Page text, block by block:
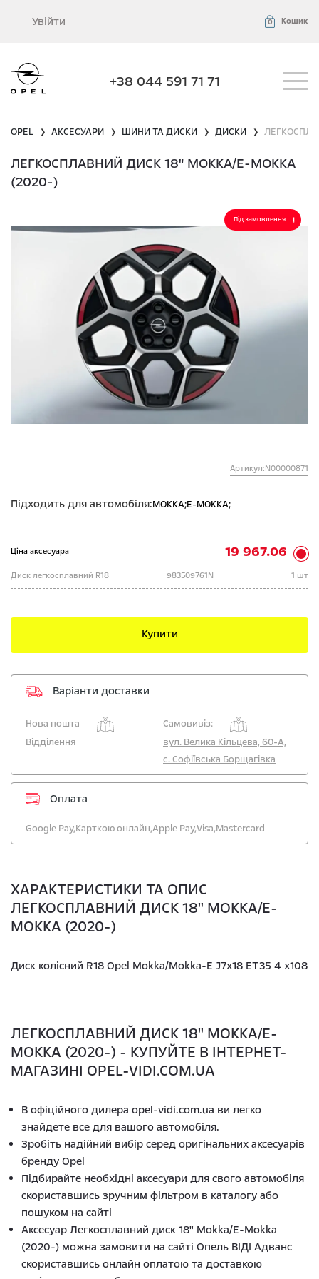
Увійти 0 Кошик
+38 044 591 71 71
OPEL ❯ АКСЕСУАРИ ❯ ШИНИ ТА ДИСКИ ❯ ДИСКИ ❯
ЛЕГКОСПЛАВНИЙ ДИСК 18" MOKKA/E-MOKKA
(2020-)
Під замовлення
Артикул:N00000871
Підходить для автомобіля:MOKKA;E-MOKKA;
Ціна аксесуара 19 967.06
Диск легкосплавний R18 983509761N 1 шт
Купити
Варіанти доставки
Нова пошта
Самовивіз:
Відділення
вул. Велика Кільцева, 60-А,
с. Софіївська Борщагівка
Оплата
Google Pay,Карткою онлайн,Apple Pay,Visa,Mastercard
ХАРАКТЕРИСТИКИ ТА ОПИС
ЛЕГКОСПЛАВНИЙ ДИСК 18" MOKKA/E-
MOKKA (2020-)
Диск колісний R18 Opel Mokka/Mokka-E J7x18 ET35 4 x108
ЛЕГКОСПЛАВНИЙ ДИСК 18" MOKKA/E-
MOKKA (2020-) - КУПУЙТЕ В ІНТЕРНЕТ-
МАГАЗИНІ OPEL-VIDI.COM.UA
В офіційного дилера opel-vidi.com.ua ви легко
знайдете все для вашого автомобіля.
Зробіть надійний вибір серед оригінальних аксесуарів
бренду Opel
Підбирайте необхідні аксесуари для свого автомобіля
скориставшись зручним фільтром в каталогу або
пошуком на сайті
Аксесуар Легкосплавний диск 18" Mokka/E-Mokka
(2020-) можна замовити на сайті Опель ВІДІ Адванс
скориставшись онлайн оплатою та доставкою